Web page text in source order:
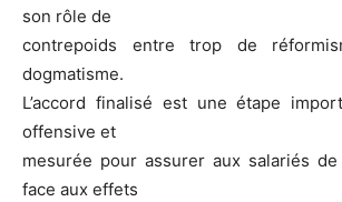
son rôle de
contrepoids entre trop de
dogmatisme.
L’accord finalisé est une étape
offensive et
mesurée pour assurer aux salariés
face aux effets